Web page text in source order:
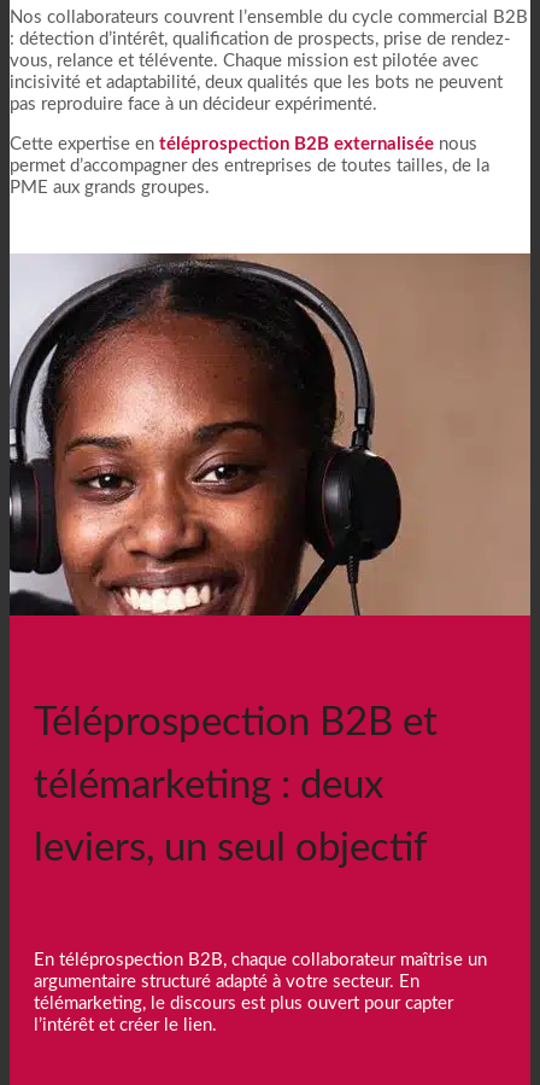
Nos collaborateurs couvrent l’ensemble du cycle commercial B2B
: détection d’intérêt, qualification de prospects, prise de rendez-
vous, relance et télévente. Chaque mission est pilotée avec
incisivité et adaptabilité, deux qualités que les bots ne peuvent
pas reproduire face à un décideur expérimenté.
Cette expertise en téléprospection B2B externalisée nous
permet d’accompagner des entreprises de toutes tailles, de la
PME aux grands groupes.
Téléprospection B2B et
télémarketing : deux
leviers, un seul objectif
En téléprospection B2B, chaque collaborateur maîtrise un
argumentaire structuré adapté à votre secteur. En
télémarketing, le discours est plus ouvert pour capter
l’intérêt et créer le lien.